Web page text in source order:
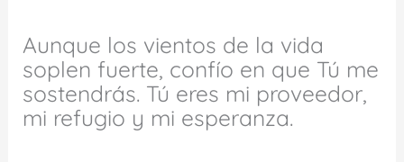
Aunque los vientos de la vida
soplen fuerte, confío en que Tú me
sostendrás. Tú eres mi proveedor,
mi refugio y mi esperanza.